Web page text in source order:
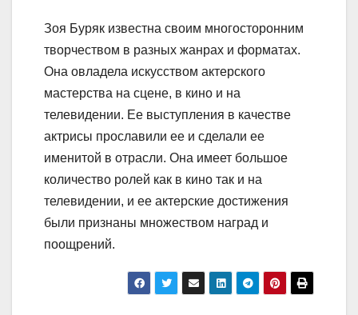
Зоя Буряк известна своим многосторонним
творчеством в разных жанрах и форматах.
Она овладела искусством актерского
мастерства на сцене, в кино и на
телевидении. Ее выступления в качестве
актрисы прославили ее и сделали ее
именитой в отрасли. Она имеет большое
количество ролей как в кино так и на
телевидении, и ее актерские достижения
были признаны множеством наград и
поощрений.